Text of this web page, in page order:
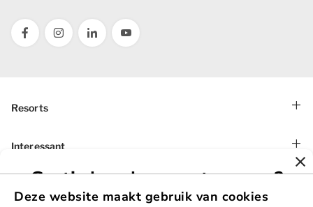
Gratis brochure ontvangen?
Resorts
Dormio Residence Costa Blanca
Dormio Resort Berck-sur-Mer
Dormio Resort Costa Blanca Beach & Spa
Interessant
Dormio Resorts & Hotels
Deze website maakt gebruik van cookies